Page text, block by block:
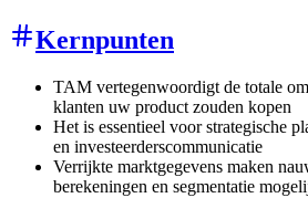
Kernpunten
TAM vertegenwoordigt de totale
klanten uw product zouden kopen
Het is essentieel voor strategische
en investeerderscommunicatie
Verrijkte marktgegevens maken
berekeningen en segmentatie